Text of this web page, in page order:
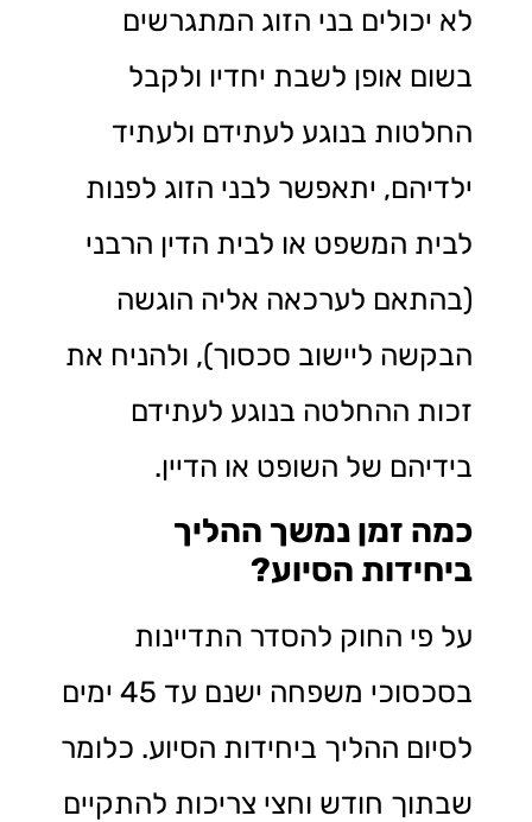
לא יכולים בני הזוג המתגרשים
בשום אופן לשבת יחדיו ולקבל
החלטות בנוגע לעתידם ולעתיד
ילדיהם, יתאפשר לבני הזוג לפנות
לבית המשפט או לבית הדין הרבני
(בהתאם לערכאה אליה הוגשה
הבקשה ליישוב סכסוך), ולהניח את
זכות ההחלטה בנוגע לעתידם
בידיהם של השופט או הדיין.
כמה זמן נמשך ההליך
ביחידות הסיוע?
על פי החוק להסדר התדיינות
בסכסוכי משפחה ישנם עד 45 ימים
לסיום ההליך ביחידות הסיוע. כלומר
שבתוך חודש וחצי צריכות להתקיים